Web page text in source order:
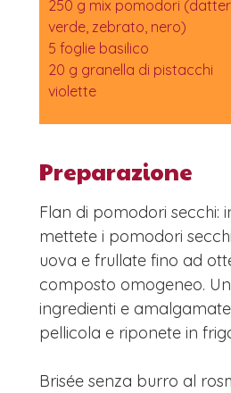
250 g mix pomodori
verde, zebrato, nero)
5 foglie basilico
20 g granella di pistacchi
violette
Preparazione
Flan di pomodori secchi:
mettete i pomodori
uova e frullate fino ad
composto omogeneo.
ingredienti e
pellicola e riponete in
Brisée senza burro al